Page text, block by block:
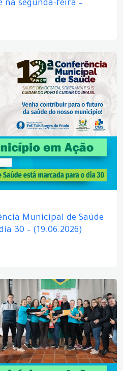
na segunda-feira –
Municipal de Saúde
30 – (19.06.2026)